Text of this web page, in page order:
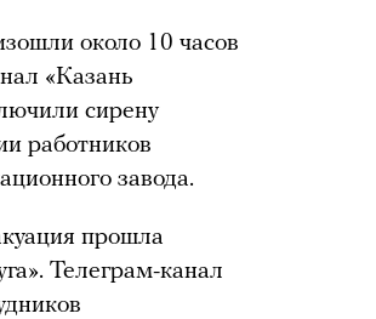
около 10 часов
«Казань
сирену
работников
завода.
прошла
Телеграм-канал